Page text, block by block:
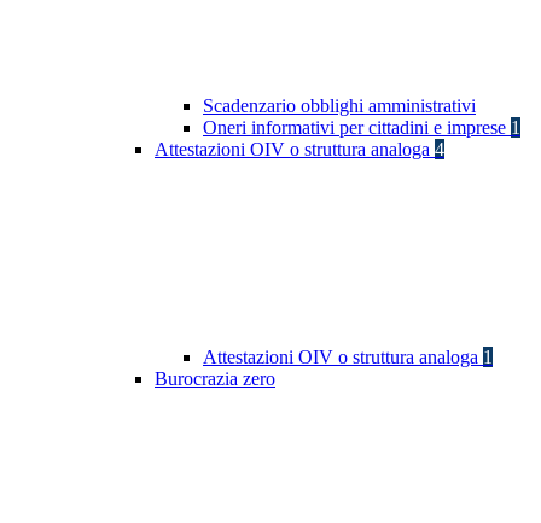
Scadenzario obblighi amministrativi
Oneri informativi per cittadini e imprese 1
Attestazioni OIV o struttura analoga 4
Attestazioni OIV o struttura analoga 1
Burocrazia zero